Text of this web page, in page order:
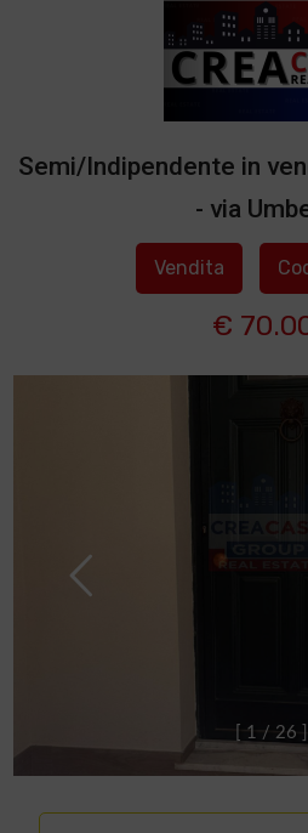
Semi/Indipendente in
- via
Vendita
€
1 / 26